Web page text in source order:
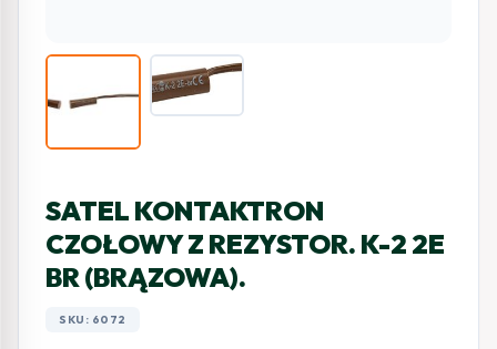
SATEL KONTAKTRON
CZOŁOWY Z REZYSTOR. K-2 2E
BR (BRĄZOWA).
SKU: 6072